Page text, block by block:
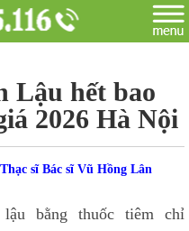
Lậu hết bao
2026 Hà Nội
Thạc sĩ Bác sĩ Vũ Hồng Lân
bằng thuốc tiêm chỉ